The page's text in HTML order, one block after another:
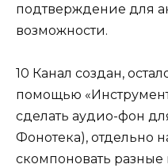
подтверждение для
возможности.
10 Канал создан,
помощью
сделать аудио-фон
Фонотека), отдельно
скомпоновать